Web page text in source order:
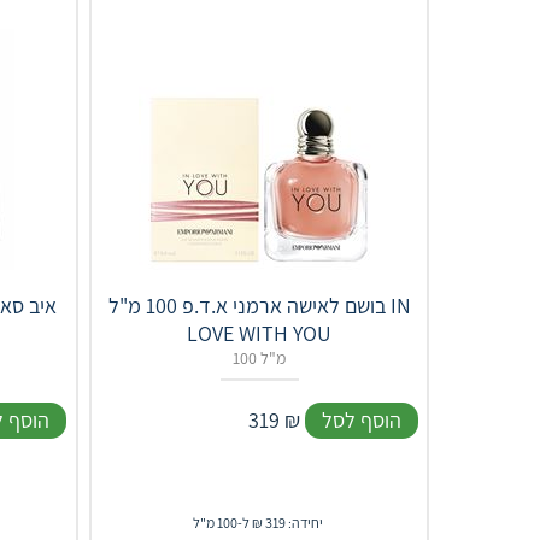
בושם לאישה ארמני א.ד.פ 100 מ"ל IN
LOVE WITH YOU
100 מ"ל
319 ₪ הוסף לסל
יחידה: 319 ₪ ל-100 מ"ל
הוסף